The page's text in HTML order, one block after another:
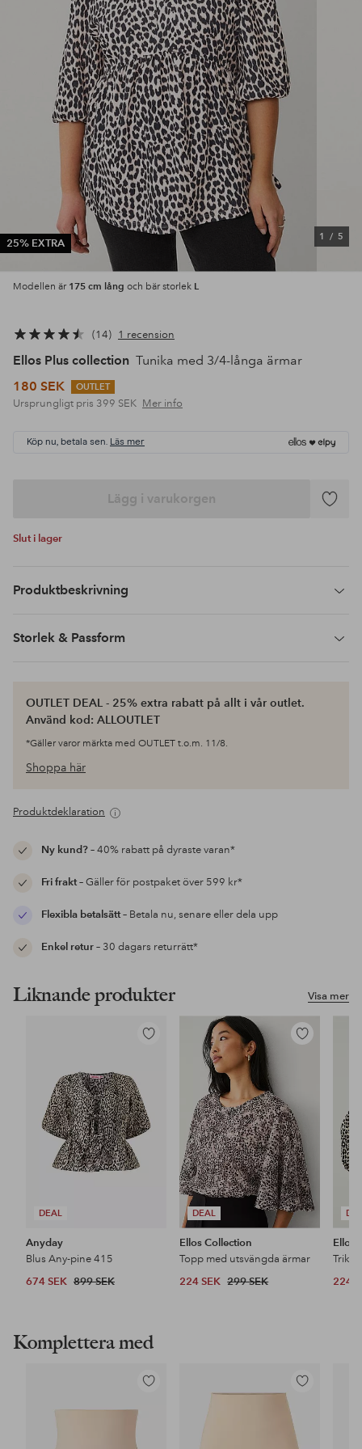
25% EXTRA
1 / 5
Modellen är 175 cm lång och bär storlek L
14 1 recension
Ellos Plus collection Tunika med 3/4-långa ärmar
180 SEK
OUTLET
Ursprungligt pris 399 SEK Mer info
Köp nu, betala sen. Läs mer
Lägg i varukorgen
Lägg
Slut i lager
Produktbeskrivning
Storlek & Passform
OUTLET DEAL - 25% extra rabatt på allt i vår outlet.
Använd kod: ALLOUTLET
*Gäller varor märkta med OUTLET t.o.m. 11/8.
Shoppa här
Produktdeklaration
Ny kund?– 40% rabatt på dyraste varan*
Fri frakt– Gäller för postpaket över 599 kr*
Flexibla betalsätt– Betala nu, senare eller dela upp
Enkel retur– 30 dagars returrätt*
Visa mer
Liknande produkter
DEAL
Lägg
favoriter
Anyday
Blus Any-pine 415
674 SEK 899 SEK
DEAL
Lägg
Ellos Collection
Topp med utsvängda ärmar
224 SEK 299 SEK
Ellos
224
Komplettera med
Lägg
i
Lägg
i
favoriter